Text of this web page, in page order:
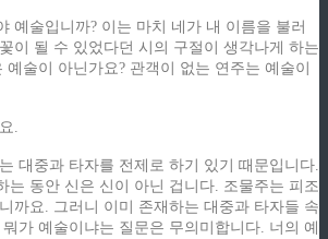
예술입니까? 이는 마치 네가 내 이름을 불러
이 될 수 있었다던 시의 구절이 생각나게 하는
술이 아닌가요? 관객이 없는 연주는 예술이
.
대중과 타자를 전제로 하기 있기 때문입니다.
는 동안 신은 신이 아닌 겁니다. 조물주는 피조
까요. 그러니 이미 존재하는 대중과 타자들 속
가 예술이냐는 질문은 무의미합니다. 너의 예